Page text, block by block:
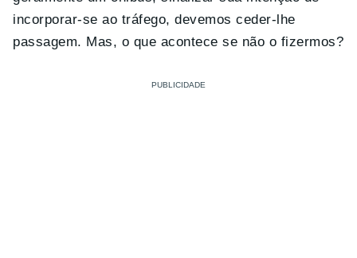
incorporar-se ao tráfego, devemos ceder-lhe
passagem. Mas, o que acontece se não o fizermos?